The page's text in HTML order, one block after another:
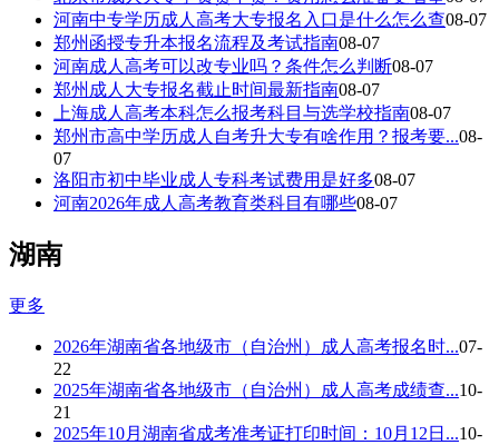
河南中专学历成人高考大专报名入口是什么怎么查08-07
郑州函授专升本报名流程及考试指南08-07
河南成人高考可以改专业吗？条件怎么判断08-07
郑州成人大专报名截止时间最新指南08-07
上海成人高考本科怎么报考科目与选学校指南08-07
郑州市高中学历成人自考升大专有啥作用？报考要...08-
07
洛阳市初中毕业成人专科考试费用是好多08-07
河南2026年成人高考教育类科目有哪些08-07
湖南
更多
2026年湖南省各地级市（自治州）成人高考报名时...07-
22
2025年湖南省各地级市（自治州）成人高考成绩查...10-
21
2025年10月湖南省成考准考证打印时间：10月12日...10-